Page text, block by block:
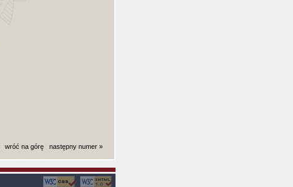
wróć na górę następny numer »